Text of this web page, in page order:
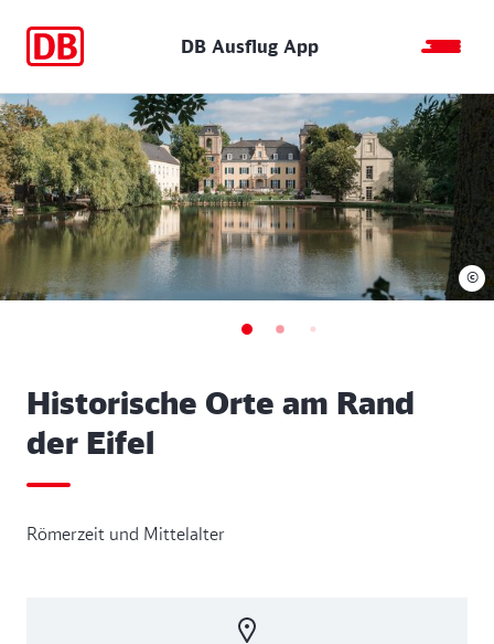
DB Ausflug App
Historische Orte am Rand
der Eifel
Römerzeit und Mittelalter
©